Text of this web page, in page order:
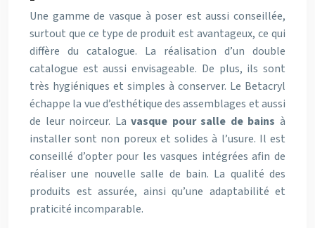
Une gamme de vasque à poser est aussi conseillée,
surtout que ce type de produit est avantageux, ce qui
diffère du catalogue. La réalisation d’un double
catalogue est aussi envisageable. De plus, ils sont
très hygiéniques et simples à conserver. Le Betacryl
échappe la vue d’esthétique des assemblages et aussi
de leur noirceur. Lavasque pour salle de bains à
installer sont non poreux et solides à l’usure. Il est
conseillé d’opter pour les vasques intégrées afin de
réaliser une nouvelle salle de bain. La qualité des
produits est assurée, ainsi qu’une adaptabilité et
praticité incomparable.